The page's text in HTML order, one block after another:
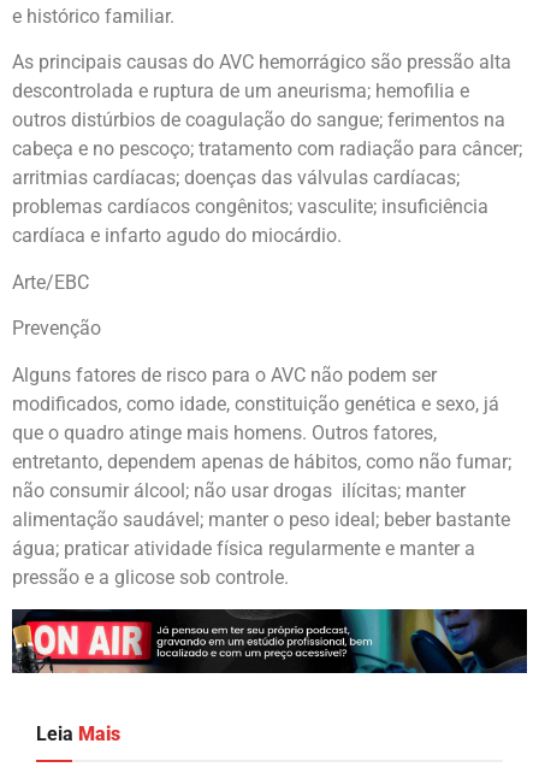
e histórico familiar.
As principais causas do AVC hemorrágico são pressão alta
descontrolada e ruptura de um aneurisma; hemofilia e
outros distúrbios de coagulação do sangue; ferimentos na
cabeça e no pescoço; tratamento com radiação para câncer;
arritmias cardíacas; doenças das válvulas cardíacas;
problemas cardíacos congênitos; vasculite; insuficiência
cardíaca e infarto agudo do miocárdio.
Arte/EBC
Prevenção
Alguns fatores de risco para o AVC não podem ser
modificados, como idade, constituição genética e sexo, já
que o quadro atinge mais homens. Outros fatores,
entretanto, dependem apenas de hábitos, como não fumar;
não consumir álcool; não usar drogas ilícitas; manter
alimentação saudável; manter o peso ideal; beber bastante
água; praticar atividade física regularmente e manter a
pressão e a glicose sob controle.
Leia Mais